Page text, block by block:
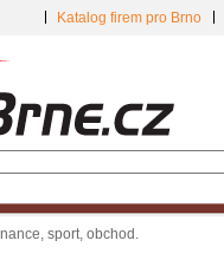
sport, obchod.
Katalog firem pro Brno